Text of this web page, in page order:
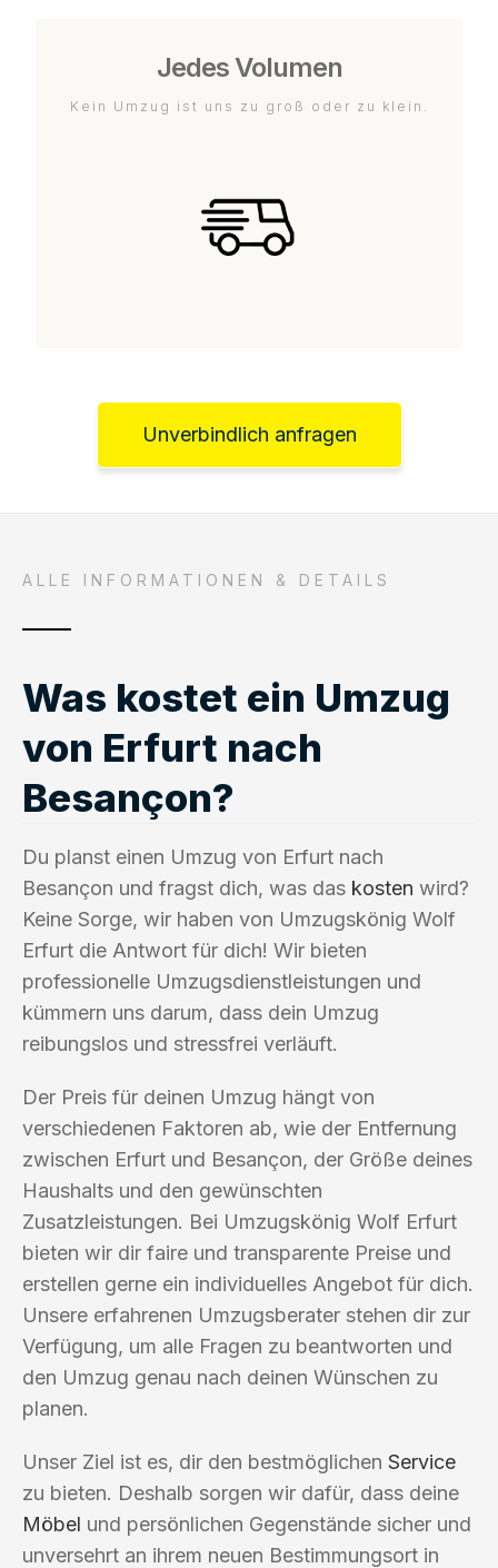
Jedes Volumen
Kein Umzug ist uns zu groß oder zu klein.
Unverbindlich anfragen
ALLE INFORMATIONEN & DETAILS
Was kostet ein Umzug
von Erfurt nach
Besançon?
Du planst einen Umzug von Erfurt nach
Besançon und fragst dich, was das kosten wird?
Keine Sorge, wir haben von Umzugskönig Wolf
Erfurt die Antwort für dich! Wir bieten
professionelle Umzugsdienstleistungen und
kümmern uns darum, dass dein Umzug
reibungslos und stressfrei verläuft.
Der Preis für deinen Umzug hängt von
verschiedenen Faktoren ab, wie der Entfernung
zwischen Erfurt und Besançon, der Größe deines
Haushalts und den gewünschten
Zusatzleistungen. Bei Umzugskönig Wolf Erfurt
bieten wir dir faire und transparente Preise und
erstellen gerne ein individuelles Angebot für dich.
Unsere erfahrenen Umzugsberater stehen dir zur
Verfügung, um alle Fragen zu beantworten und
den Umzug genau nach deinen Wünschen zu
planen.
Unser Ziel ist es, dir den bestmöglichen Service
zu bieten. Deshalb sorgen wir dafür, dass deine
Möbel und persönlichen Gegenstände sicher und
unversehrt an ihrem neuen Bestimmungsort in